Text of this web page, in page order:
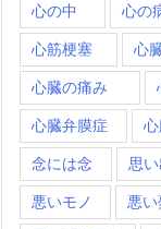
心の中 心の
心筋梗塞 心
心臓の痛み
心臓弁膜症
念には念 思い
悪いモノ 悪